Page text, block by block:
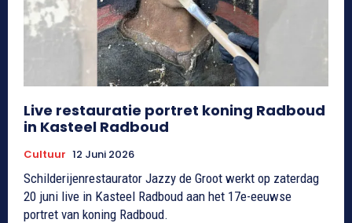
Live restauratie portret koning Radboud
in Kasteel Radboud
Cultuur 12 Juni 2026
Schilderijenrestaurator Jazzy de Groot werkt op zaterdag
20 juni live in Kasteel Radboud aan het 17e-eeuwse
portret van koning Radboud.